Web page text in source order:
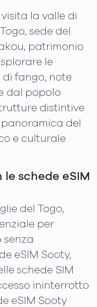
la valle di
sede del
patrimonio
le
fango, note
dal popolo
distintive
del
e culturale
schede eSIM
del Togo,
per
senza
eSIM Sooty,
schede SIM
ininterrotto
eSIM Sooty